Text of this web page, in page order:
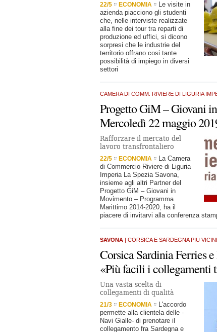
22/5 ECONOMIA
Le visite in
azienda piacciono gli studenti
che, nelle interviste realizzate
alla fine dei tour tra reparti di
produzione ed uffici, si dicono
sorpresi che le industrie del
territorio offrano cosi tante
possibilità di impiego in diversi
settori
CAMERA DI COMM. RIVIERE DI LIGURIA
Progetto GiM – Giovani
Mercoledì 22 maggio
Rafforzare il mercato del
lavoro transfrontaliero
22/5 ECONOMIA
La Camera
di Commercio Riviere di Liguria
Imperia La Spezia Savona,
insieme agli altri Partner del
Progetto GiM – Giovani in
Movimento – Programma
Marittimo 2014-2020, ha il
piacere di invitarvi alla conferenza
SAVONA | CORSICA E SARDEGNA PIÙ
Corsica Sardinia Ferries
«Più facili i collegamenti
Una vasta scelta di
collegamenti di qualità
21/3 ECONOMIA
L'accordo
permette alla clientela delle -
Navi Gialle- di prenotare il
collegamento fra Sardegna e